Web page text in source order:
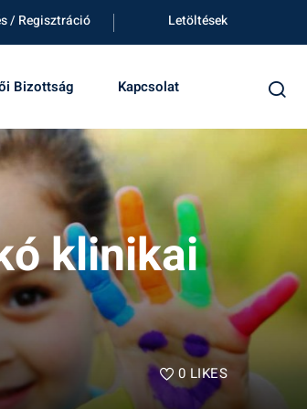
/ Regisztráció Letöltések
Bizottság Kapcsolat
klinikai
0 LIKES